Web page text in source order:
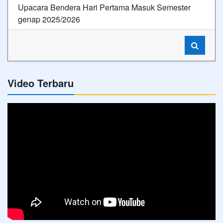
Upacara Bendera Hari Pertama Masuk Semester
genap 2025/2026
Video Terbaru